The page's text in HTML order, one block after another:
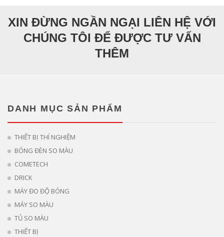
XIN ĐỪNG NGẦN NGẠI LIÊN HỆ VỚI
CHÚNG TÔI ĐỂ ĐƯỢC TƯ VẤN
THÊM
DANH MỤC SẢN PHẨM
THIẾT BỊ THÍ NGHIỆM
BÓNG ĐÈN SO MÀU
COMETECH
DRICK
MÁY ĐO ĐỘ BÓNG
MÁY SO MÀU
TỦ SO MÀU
THIẾT BỊ